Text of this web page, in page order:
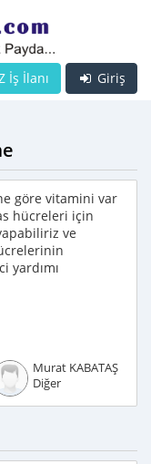
Giriş
İş İlanı
göre vitamini var
hücreleri için
ve
yardımı
Murat KABATAŞ
Diğer